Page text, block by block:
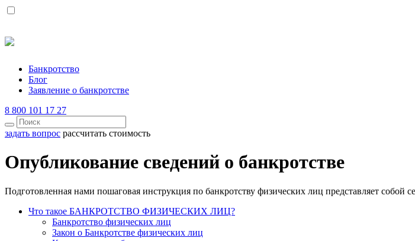
Банкротство
Блог
Заявление о банкротстве
8 800 101 17 27
задать вопрос рассчитать стоимость
Опубликование сведений о банкротстве
Подготовленная нами пошаговая инструкция по банкротству физических лиц представляет
Что такое БАНКРОТСТВО ФИЗИЧЕСКИХ ЛИЦ?
Банкротство физических лиц
Закон о Банкротстве физических лиц